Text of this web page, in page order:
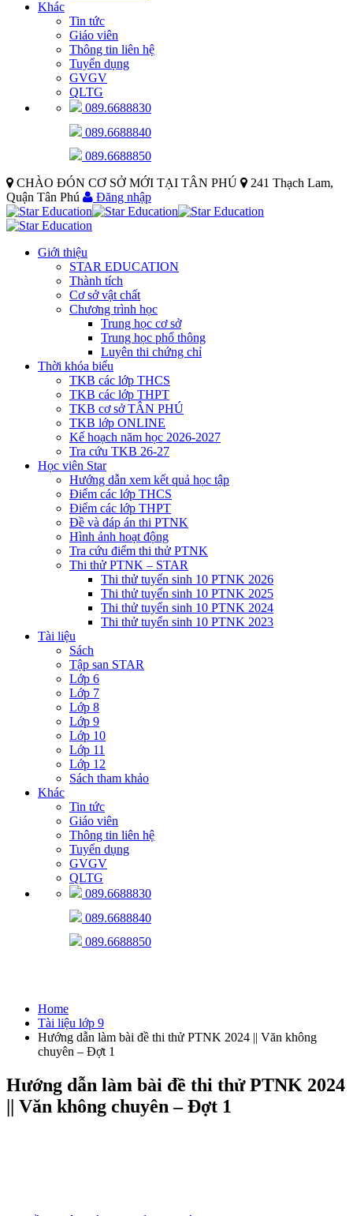
Khác
Tin tức
Giáo viên
Thông tin liên hệ
Tuyển dụng
GVGV
QLTG
089.6688830
089.6688840
089.6688850
CHÀO ĐÓN CƠ SỞ MỚI TẠI TÂN PHÚ
241 Thạch Lam,
Quận Tân Phú
Đăng nhập
Giới thiệu
STAR EDUCATION
Thành tích
Cơ sở vật chất
Chương trình học
Trung học cơ sở
Trung học phổ thông
Luyên thi chứng chỉ
Thời khóa biểu
TKB các lớp THCS
TKB các lớp THPT
TKB cơ sở TÂN PHÚ
TKB lớp ONLINE
Kế hoạch năm học 2026-2027
Tra cứu TKB 26-27
Học viên Star
Hướng dẫn xem kết quả học tập
Điểm các lớp THCS
Điểm các lớp THPT
Đề và đáp án thi PTNK
Hình ảnh hoạt động
Tra cứu điểm thi thử PTNK
Thi thử PTNK – STAR
Thi thử tuyển sinh 10 PTNK 2026
Thi thử tuyển sinh 10 PTNK 2025
Thi thử tuyển sinh 10 PTNK 2024
Thi thử tuyển sinh 10 PTNK 2023
Tài liệu
Sách
Tập san STAR
Lớp 6
Lớp 7
Lớp 8
Lớp 9
Lớp 10
Lớp 11
Lớp 12
Sách tham khảo
Khác
Tin tức
Giáo viên
Thông tin liên hệ
Tuyển dụng
GVGV
QLTG
089.6688830
089.6688840
089.6688850
Home
Tài liệu lớp 9
Hướng dẫn làm bài đề thi thử PTNK 2024 || Văn không
chuyên – Đợt 1
Hướng dẫn làm bài đề thi thử PTNK 2024
|| Văn không chuyên – Đợt 1